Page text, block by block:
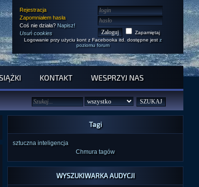
Rejestracja
Zapomniałem hasła
Coś nie działa? Napisz!
Usuń cookies
Zapamiętaj
Logowanie przy użyciu kont z Facebooka itd. dostępne jest z
poziomu forum
KONTAKT WESPRZYJ NAS
Tagi
sztuczna inteligencja
Chmura tagów
WYSZUKIWARKA AUDYCJI